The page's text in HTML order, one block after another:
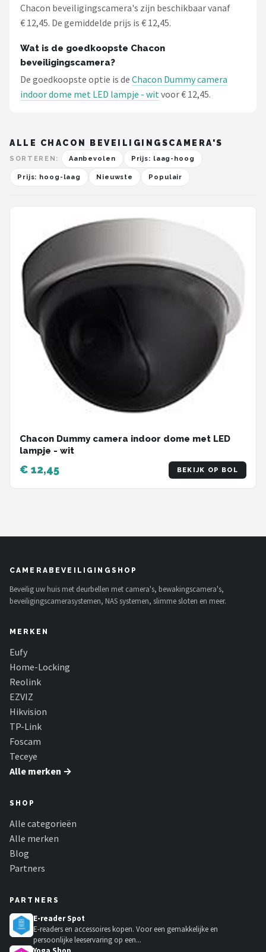
Chacon beveiligingscamera's zijn beschikbaar vanaf
€ 12,45. De gemiddelde prijs is € 12,45.
Wat is de goedkoopste Chacon
beveiligingscamera?
De goedkoopste optie is de Chacon Dummy camera
indoor dome met LED lampje - witvoor € 12,45.
ALLE CHACON BEVEILIGINGSCAMERA'S
SORTEREN: Aanbevolen Prijs: laag-hoog
Prijs: hoog-laag Nieuwste Populair
Chacon Dummy camera indoor dome met LED
lampje - wit
€ 12,45 BEKIJK OP BOL
CAMERABEVEILIGINGSHOP
Beveilig uw huis met deurbellen met camera's, bewakingscamera's,
beveiligingscamerasystemen, NAS systemen, slimme sloten en meer.
MERKEN
Eufy
Home-Locking
Reolink
EZVIZ
Hikvision
TP-Link
Foscam
Teceye
Alle merken →
SHOP
Alle categorieën
Alle merken
Blog
Partners
PARTNERS
E-reader Spot
E-readers en accessoires kopen. Voor een gemakkelijke en
persoonlijke leeservaring op een...